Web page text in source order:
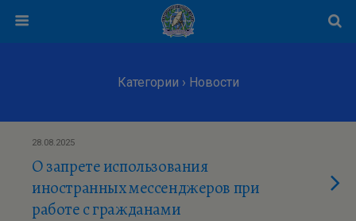
Категории › Новости
28.08.2025
О запрете использования
иностранных мессенджеров при
работе с гражданами